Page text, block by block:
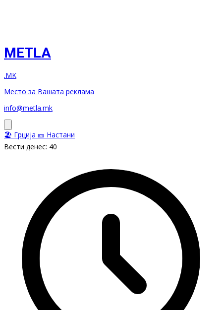
METLA
.MK
Место за Вашата реклама
info@metla.mk
🏖️ Грција 🎫 Настани
Вести денес: 40